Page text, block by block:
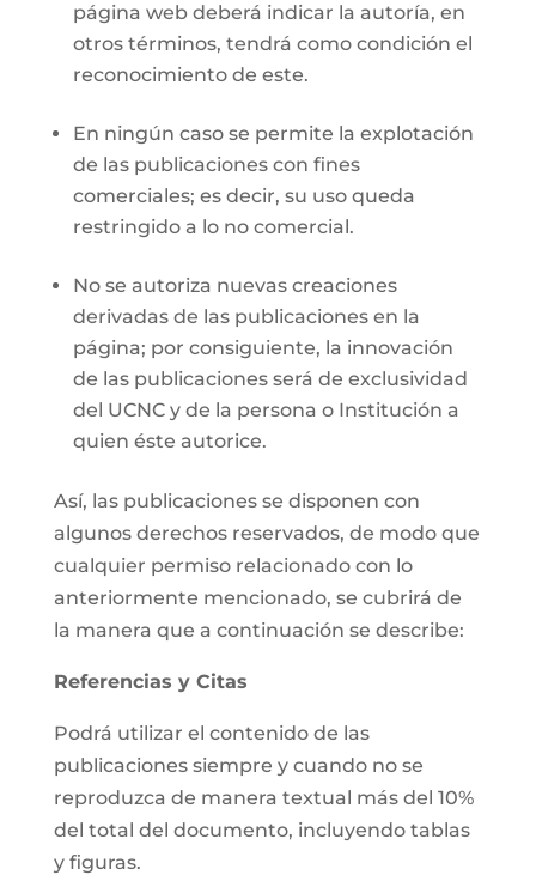
página web deberá indicar la autoría, en
otros términos, tendrá como condición el
reconocimiento de este.
En ningún caso se permite la explotación
de las publicaciones con fines
comerciales; es decir, su uso queda
restringido a lo no comercial.
No se autoriza nuevas creaciones
derivadas de las publicaciones en la
página; por consiguiente, la innovación
de las publicaciones será de exclusividad
del UCNC y de la persona o Institución a
quien éste autorice.
Así, las publicaciones se disponen con
algunos derechos reservados, de modo que
cualquier permiso relacionado con lo
anteriormente mencionado, se cubrirá de
la manera que a continuación se describe:
Referencias y Citas
Podrá utilizar el contenido de las
publicaciones siempre y cuando no se
reproduzca de manera textual más del 10%
del total del documento, incluyendo tablas
y figuras.